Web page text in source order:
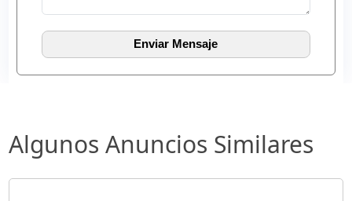
Algunos Anuncios Similares